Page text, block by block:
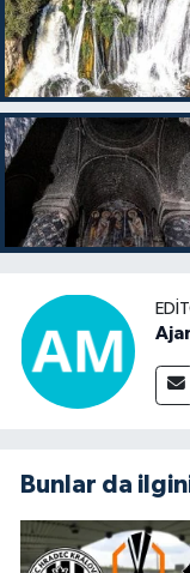
Bunlar da